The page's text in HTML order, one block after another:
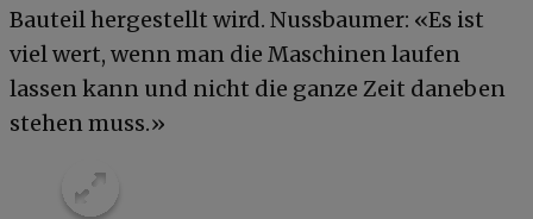
Bauteil hergestellt wird. Nussbaumer: «Es ist
viel wert, wenn man die Maschinen laufen
lassen kann und nicht die ganze Zeit daneben
stehen muss.»